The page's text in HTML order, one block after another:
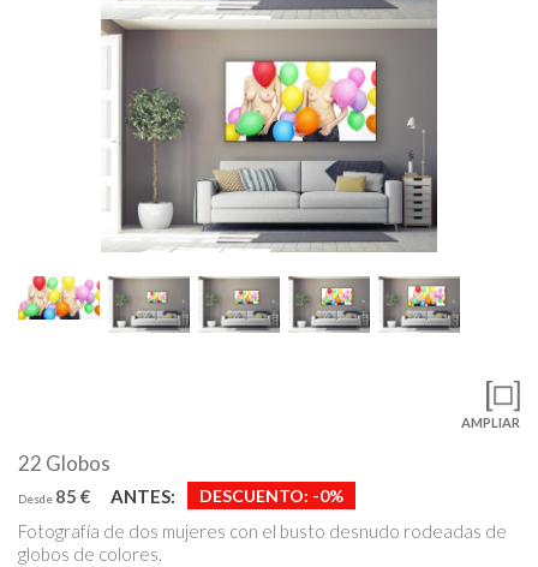
AMPLIAR
22 Globos
Desde 85 € ANTES: DESCUENTO: -0%
Fotografía de dos mujeres con el busto desnudo rodeadas de
globos de colores.